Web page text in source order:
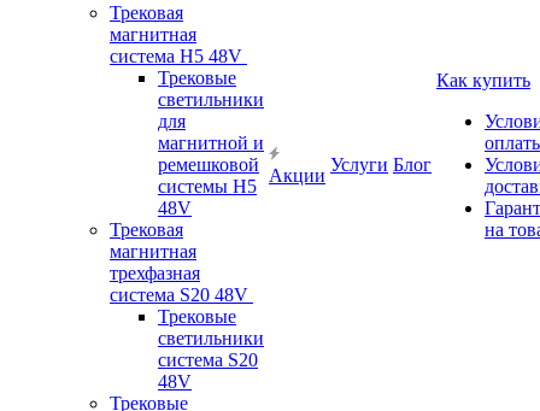
Трековая
магнитная
система H5 48V
Трековые
светильники
для
магнитной и
ремешковой
системы H5
48V
Трековая
магнитная
трехфазная
система S20 48V
Трековые
светильники
система S20
48V
Трековые
Акции
Услуги Блог
Как купить
на